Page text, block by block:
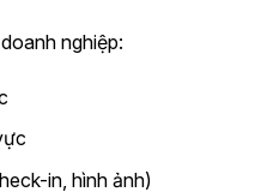
nghiệp:
in, hình ảnh)